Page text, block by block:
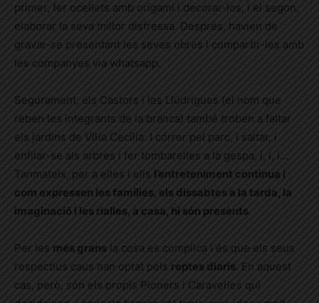
primer, fer ocellets amb origami i decorar-los, i el segon,
elaborar la seva millor disfressa. Després, havien de
gravar-se presentant les seves obres i compartir-les amb
les companyes via whatsapp.
Segurament, els Castors i les Llúdrigues (el nom que
reben les integrants de la branca) també troben a faltar
els jardins de Vil·la Cecília. I córrer pel parc, i saltar, i
enfilar-se als arbres i fer tombarelles a la gespa, i, i, i…
Tanmateix, per a elles i ells l’entreteniment continua i
com expressen les famílies, els dissabtes a la tarda, la
imaginació i les rialles, a casa, hi són presents.
Per les més grans la cosa es complica i és que els seus
respectius caus han optat pels reptes diaris. En aquest
cas, però, són els propis Pioners i Caravel·les qui